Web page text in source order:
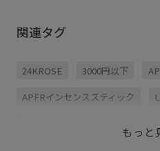
関連タグ
24KROSE 3000円以下
APFRインセンススティック
もっと